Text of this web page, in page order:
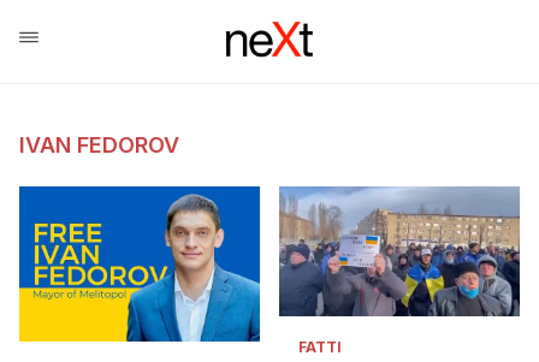
IVAN FEDOROV
FATTI